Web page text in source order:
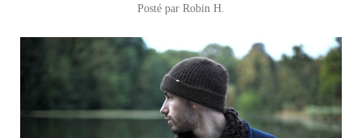
Posté par Robin H.